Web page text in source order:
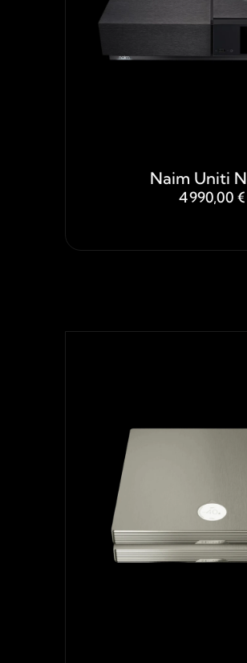
Naim Uniti
4 990,00 €